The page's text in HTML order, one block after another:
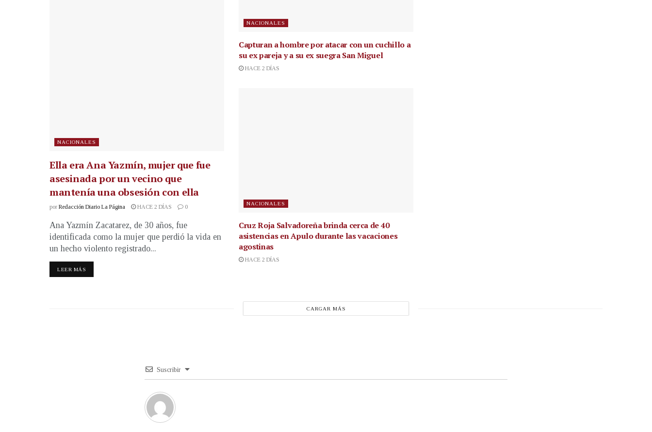
NACIONALES
Ella era Ana Yazmín, mujer que fue
asesinada por un vecino que
mantenía una obsesión con ella
por Redacción Diario La Página HACE 2 DÍAS 0
Ana Yazmín Zacatarez, de 30 años, fue
identificada como la mujer que perdió la vida en
un hecho violento registrado...
LEER MÁS
NACIONALES
Capturan a hombre por atacar con un cuchillo a
su ex pareja y a su ex suegra San Miguel
HACE 2 DÍAS
NACIONALES
Cruz Roja Salvadoreña brinda cerca de 40
asistencias en Apulo durante las vacaciones
agostinas
HACE 2 DÍAS
CARGAR MÁS
Suscribir